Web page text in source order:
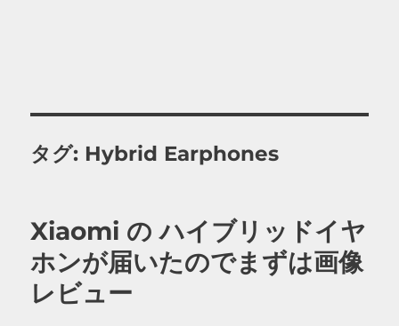
タグ: Hybrid Earphones
Xiaomi の ハイブリッドイヤ
ホンが届いたのでまずは画像
レビュー